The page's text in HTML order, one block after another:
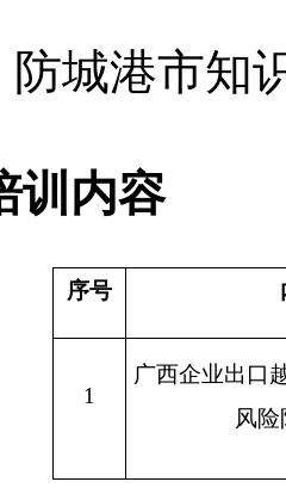
防城港市知
训内容
序号
1
广西企业出口
风